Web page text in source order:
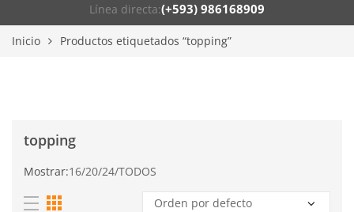
Línea directa:(+593) 986168909
Inicio Productos etiquetados “topping”
topping
Mostrar:16/20/24/TODOS